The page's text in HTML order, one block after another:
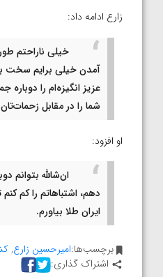
زارع ادامه‌ داد:
خیلی ناراحتم
آمدن خیلی برایم سخت
عزیز انگیزه‌ام را
شما را در مقابل
او افزود:
ان‌شالله بتوانم
دهم، اشتباهاتم را کم کنم
ایران طلا بیاورم.
برچسب‌ها:امیرحسین زارع,
اشتراک گذاری: